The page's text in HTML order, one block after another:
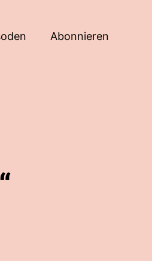
Abonnieren